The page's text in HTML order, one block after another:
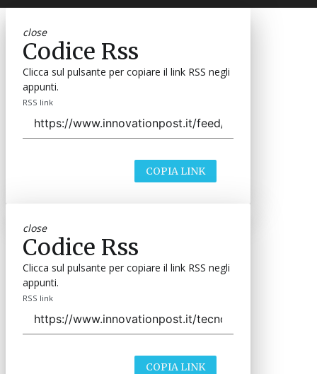
close
Codice Rss
Clicca sul pulsante per copiare il link RSS negli
appunti.
RSS link
COPIA LINK
close
Codice Rss
Clicca sul pulsante per copiare il link RSS negli
appunti.
RSS link
COPIA LINK